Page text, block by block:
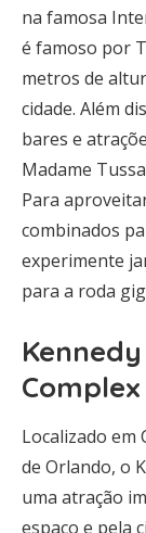
na famosa
é famoso por
metros de
cidade. Além
bares e
Madame
Para
combinados
experimente
para a roda
Complex
Localizado em
de Orlando, o
uma atração
espaço e pela